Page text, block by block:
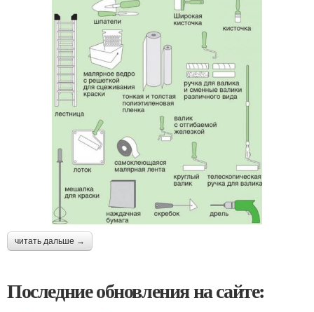
читать дальше →
Последние обновления на сайте: